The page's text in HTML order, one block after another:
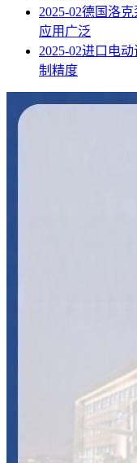
2025-02德国洛
应用广泛
2025-02进口电动
制精度